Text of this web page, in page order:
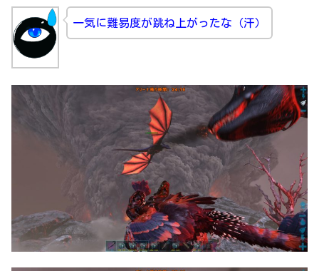
一気に難易度が跳ね上がったな（汗）